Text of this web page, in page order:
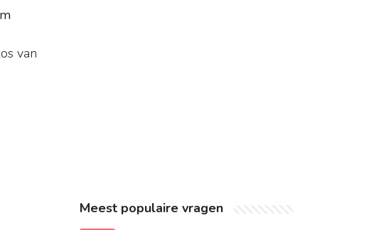
van
Meest populaire vragen